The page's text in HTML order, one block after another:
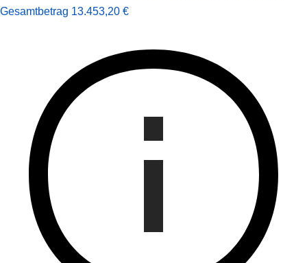
Gesamt­betrag 13.453,20 €